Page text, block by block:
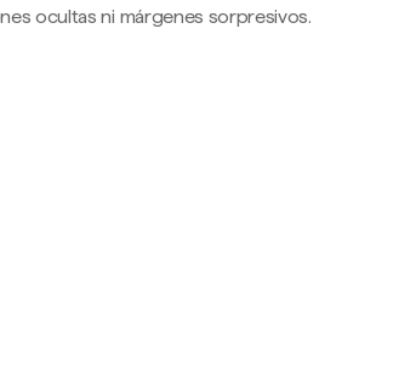
ocultas ni márgenes sorpresivos.